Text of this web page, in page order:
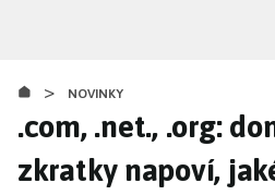
obsahu
> NOVINKY
.com, .net., .org:
zkratky napoví,